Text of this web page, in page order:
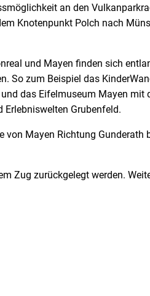
an den
Knotenpunkt Polch nach
und Mayen finden sich
So zum Beispiel das
das Eifelmuseum Mayen mit
Erlebniswelten Grubenfeld.
von Mayen Richtung Gunderath
Zug zurückgelegt werden.